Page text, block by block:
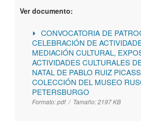
Ver documento:
CONVOCATORIA DE
CELEBRACIÓN DE
MEDIACIÓN CULTURAL,
ACTIVIDADES CULTURALES
NATAL DE PABLO RUIZ
COLECCIÓN DEL MUSEO
PETERSBURGO
Formato:pdf / Tamaño:2197 KB